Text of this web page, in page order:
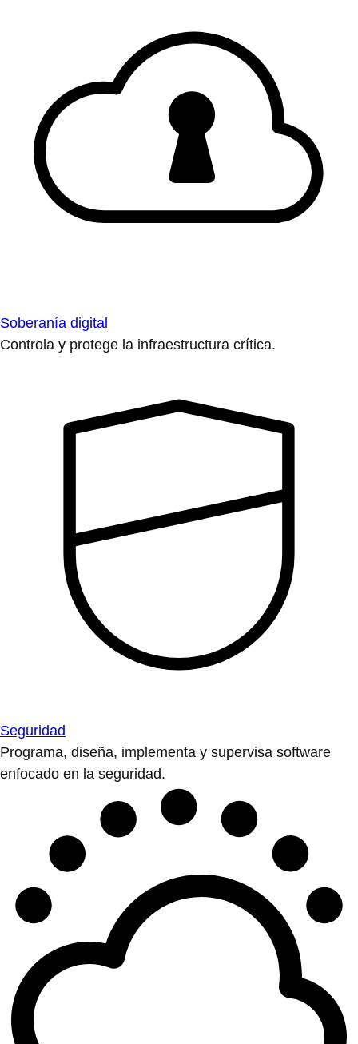
Soberanía digital
Controla y protege la infraestructura crítica.
Seguridad
Programa, diseña, implementa y supervisa software
enfocado en la seguridad.